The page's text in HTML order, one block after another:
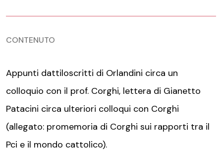
CONTENUTO
Appunti dattiloscritti di Orlandini circa un
colloquio con il prof. Corghi, lettera di Gianetto
Patacini circa ulteriori colloqui con Corghi
(allegato: promemoria di Corghi sui rapporti tra il
Pci e il mondo cattolico).